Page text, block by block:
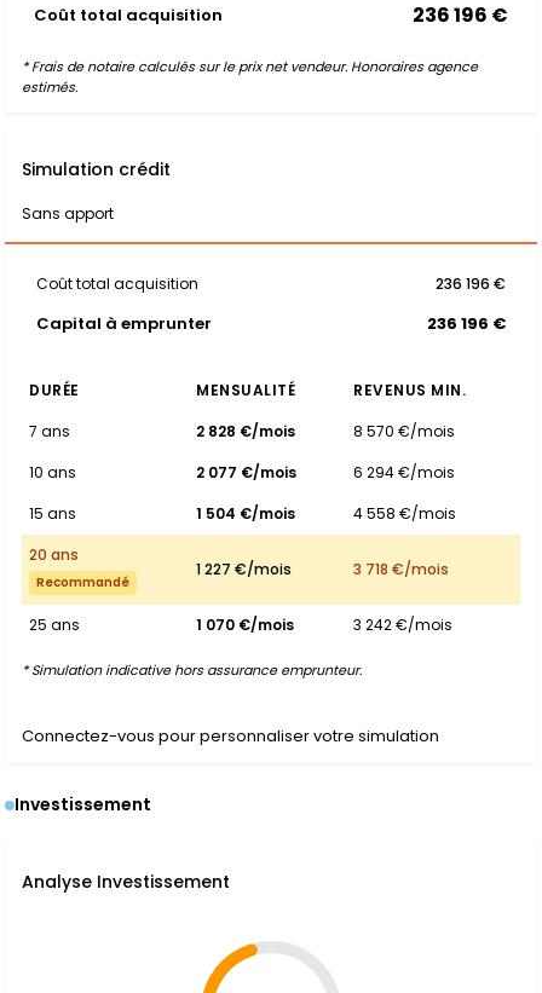
Coût total acquisition 236 196 €
* Frais de notaire calculés sur le prix net vendeur. Honoraires agence
estimés.
Simulation crédit
Sans apport
Coût total acquisition 236 196 €
Capital à emprunter 236 196 €
DURÉE MENSUALITÉ
REVENUS MIN.
7 ans
2 828 €/mois
8 570 €/mois
10 ans
2 077 €/mois
6 294 €/mois
15 ans
1 504 €/mois
4 558 €/mois
20 ans
Recommandé
1 227 €/mois 3 718 €/mois
25 ans 1 070 €/mois 3 242 €/mois
* Simulation indicative hors assurance emprunteur.
Connectez-vous pour personnaliser votre simulation
Investissement
Analyse Investissement